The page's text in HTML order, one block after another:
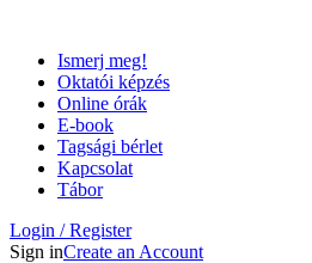
Ismerj meg!
Oktatói képzés
Online órák
E-book
Tagsági bérlet
Kapcsolat
Tábor
Login / Register
Sign inCreate an Account